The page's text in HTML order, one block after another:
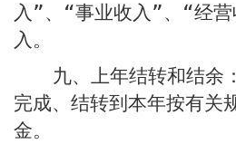
入”、“事业收入”、“经
入。
九、上年结转和结余：
完成、结转到本年按有关
金。